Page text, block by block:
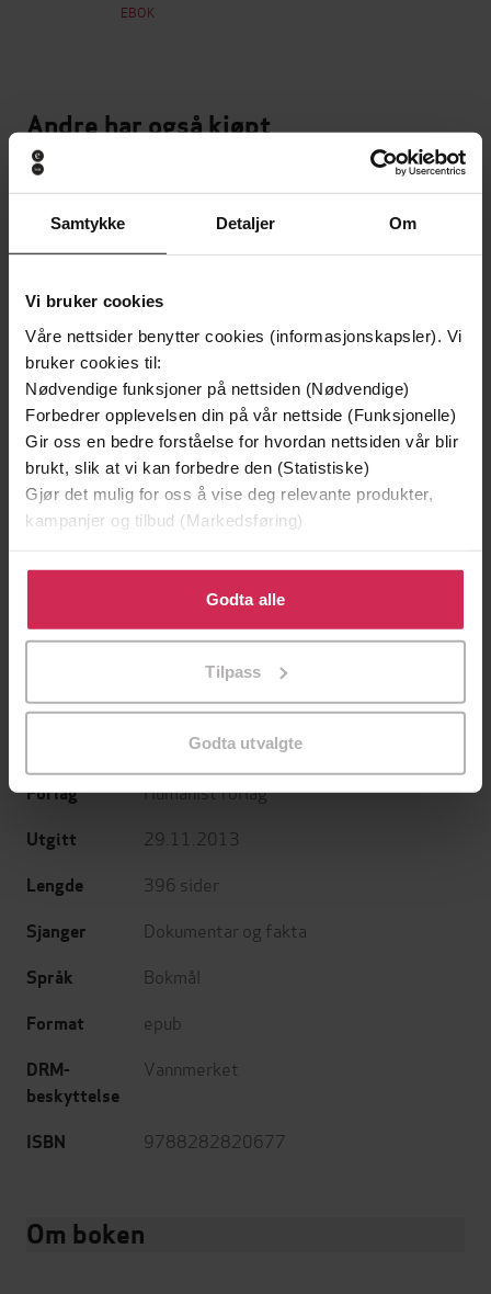
Samtykke Detaljer Om
Vi bruker cookies
Våre nettsider benytter cookies (informasjonskapsler). Vi
bruker cookies til:
Nødvendige funksjoner på nettsiden (Nødvendige)
Forbedrer opplevelsen din på vår nettside (Funksjonelle)
Gir oss en bedre forståelse for hvordan nettsiden vår blir
brukt, slik at vi kan forbedre den (Statistiske)
Gjør det mulig for oss å vise deg relevante produkter,
kampanjer og tilbud (Markedsføring)
Klikk på «Godta alle» for å gi oss ditt samtykke til å
bruke cookies for alle disse formålene. Du kan også
tilpasse ditt samtykke til spesifikke formål ved å klikke
Godta alle
Tilpass
Godta utvalgte
EBOK
Andre har også kjøpt
78,40,-
Richard Dawkins
Vi anbefaler
Åsne Seierstad
Richard Dawkins(forfatter),Arne Hem
(oversetter)
Forlag Humanist forlag
Utgitt 29.11.2013
Lengde 396 sider
Sjanger Dokumentar og fakta
Språk Bokmål
Format epub
DRM-
beskyttelse
Vannmerket
ISBN 9788282820677
Om boken